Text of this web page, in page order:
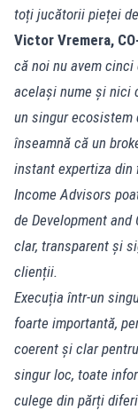
toți jucătorii pieței
Victor Vremera,
că noi nu avem
același nume și nici
un singur ecosistem
înseamnă că un
instant expertiza din
Income Advisors
de Development
clar, transparent și
clienții.
Execuția într-un
foarte importantă,
coerent și clar
singur loc, toate
culege din părți